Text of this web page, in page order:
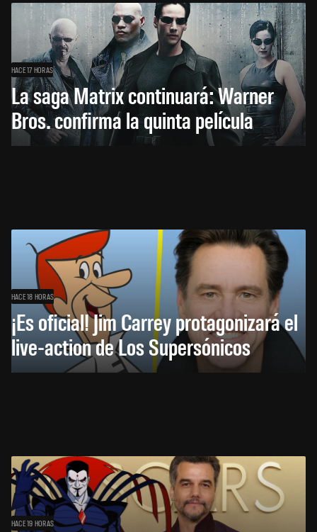
HACE 17 HORAS
La saga Matrix continuará: Warner
Bros. confirma la quinta película
HACE 18 HORAS
¡Es oficial! Jim Carrey protagonizará el
live-action de Los Supersónicos
HACE 19 HORAS